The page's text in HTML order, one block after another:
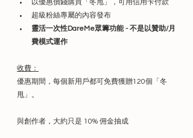
以優惠價錢購買「冬甩」，可用信用卡付款
超級粉絲專屬的內容發布
靈活一次性DareMe眾籌功能 - 不是以贊助/月
費模式運作
收費：
優惠期間，每個新用戶都可免費獲贈120個「冬
甩」。
與創作者，大約只是 10% 佣金抽成